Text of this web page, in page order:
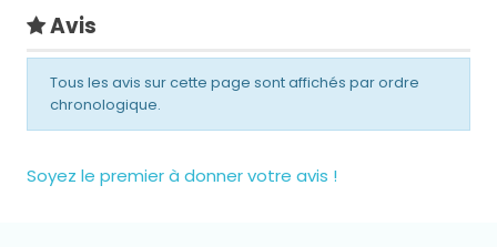
Avis
Tous les avis sur cette page sont affichés par ordre
chronologique.
Soyez le premier à donner votre avis !